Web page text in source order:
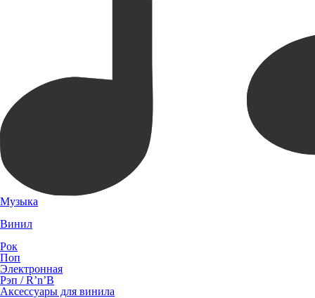
Музыка
Винил
Рок
Поп
Электронная
Рэп / R’n’B
Аксессуары для винила